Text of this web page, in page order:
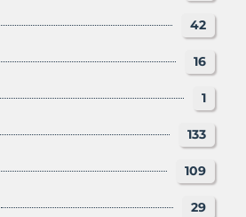
42
16
1
133
109
29